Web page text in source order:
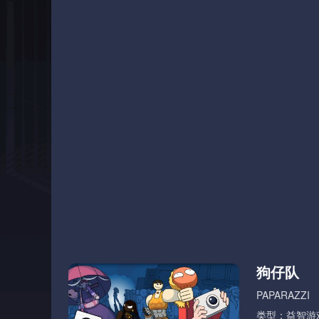
狗仔队
PAPARAZZI
类型：益智